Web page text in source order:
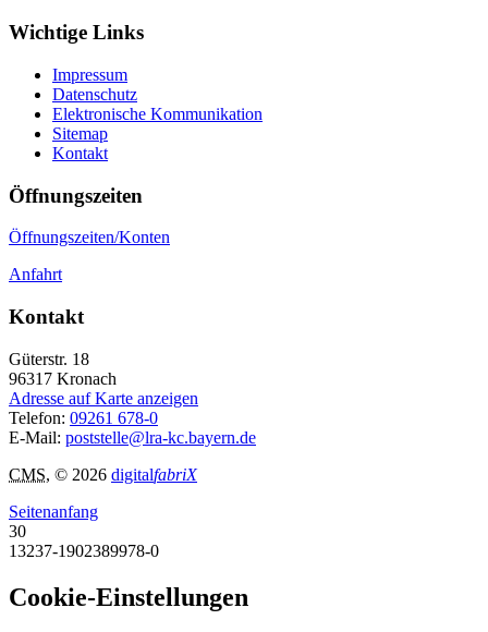
Wichtige Links
Impressum
Datenschutz
Elektronische Kommunikation
Sitemap
Kontakt
Öffnungszeiten
Öffnungszeiten/Konten
Anfahrt
Kontakt
Güterstr. 18
96317 Kronach
Adresse auf Karte anzeigen
Telefon: 09261 678-0
E-Mail: poststelle@lra-kc.bayern.de
CMS, © 2026 digitalfabriX
Seitenanfang
30
13237-1902389978-0
Cookie-Einstellungen